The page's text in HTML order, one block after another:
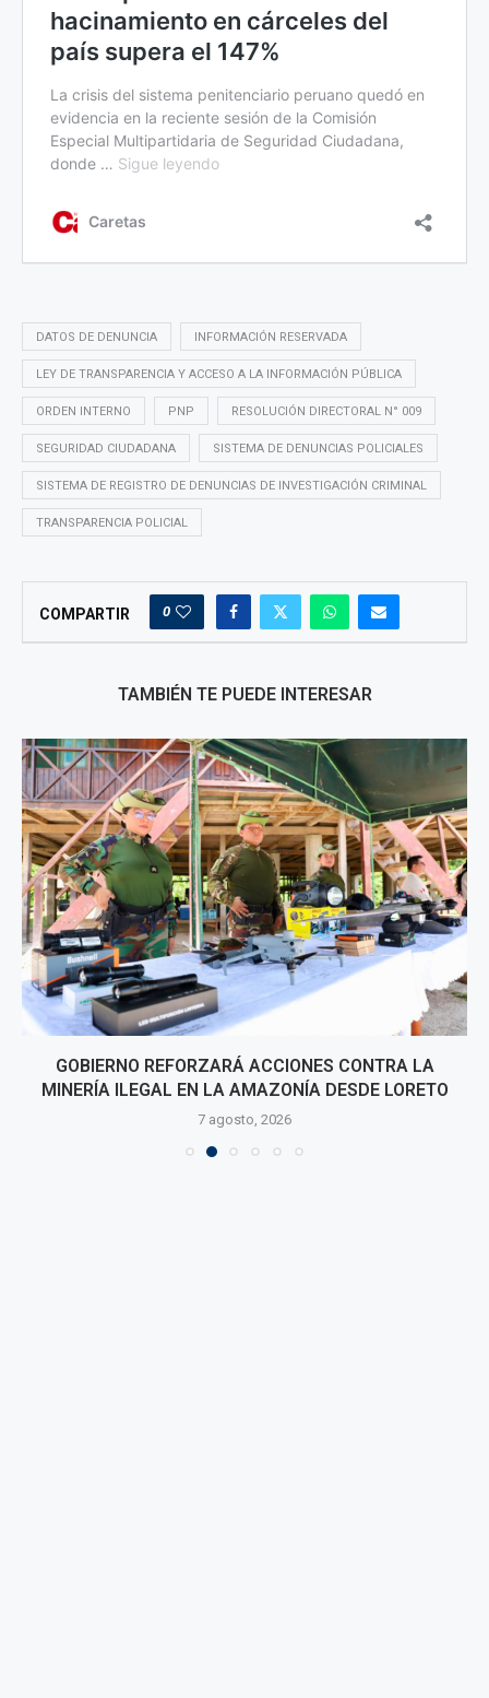
DATOS DE DENUNCIA INFORMACIÓN RESERVADA
LEY DE TRANSPARENCIA Y ACCESO A LA INFORMACIÓN PÚBLICA
ORDEN INTERNO PNP RESOLUCIÓN DIRECTORAL N° 009
SEGURIDAD CIUDADANA SISTEMA DE DENUNCIAS POLICIALES
SISTEMA DE REGISTRO DE DENUNCIAS DE INVESTIGACIÓN CRIMINAL
TRANSPARENCIA POLICIAL
COMPARTIR 0
TAMBIÉN TE PUEDE INTERESAR
GOBIERNO REFORZARÁ ACCIONES CONTRA LA
MINERÍA ILEGAL EN LA AMAZONÍA DESDE LORETO
7 agosto, 2026